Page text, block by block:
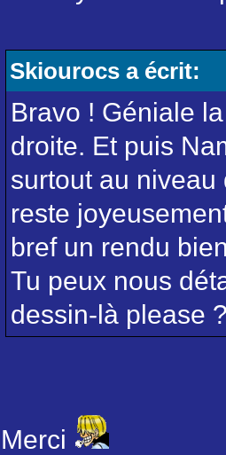
Skiourocs a écrit:
Bravo ! Géniale
droite. Et puis
surtout au
reste
bref un rendu
Tu peux nous
dessin-là please
Merci